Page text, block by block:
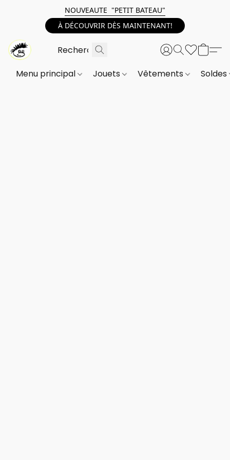
NOUVEAUTE "PETIT BATEAU"
À DÉCOUVRIR DÈS MAINTENANT!
Menu principal Jouets Vêtements Soldes